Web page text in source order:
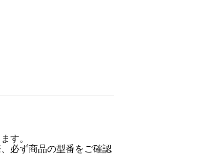
す。
必ず商品の型番をご確認